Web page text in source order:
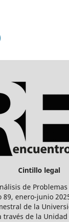
Cintillo legal
de
89, enero-junio
de la
de la Unidad